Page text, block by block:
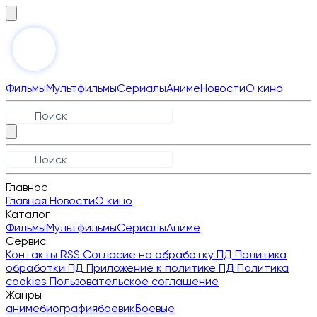
ФильмыМультфильмыСериалыАнимеНовостиО кино
Главное
Главная НовостиО кино
Каталог
ФильмыМультфильмыСериалыАниме
Сервис
Контакты RSS Согласие на обработку ПД Политика
обработки ПД Приложение к политике ПД Политика
cookies Пользовательское соглашение
Жанры
анимебиографиябоевикБоевые